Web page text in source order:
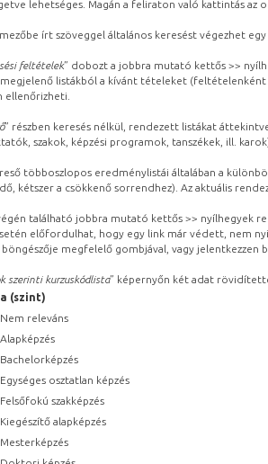
lehetséges. Magán a feliraton való kattintás az
írt szöveggel általános keresést végezhet
feltételek” dobozt a jobbra mutató kettős >>
listákból a kívánt tételeket (feltételenként
ellenőrizheti.
” részben keresés nélkül, rendezett listákat
szakok, képzési programok, tanszékek, ill.
többoszlopos eredménylistái általában a
kétszer a csökkenő sorrendhez). Az aktuális
található jobbra mutató kettős >> nyílhegyek
előfordulhat, hogy egy link már védett, nem
böngészője megfelelő gombjával, vagy
szerinti kurzuskódlista” képernyőn két adat
(szint)
Nem releváns
Alapképzés
Bachelorképzés
Egységes osztatlan képzés
Felsőfokú szakképzés
Kiegészítő alapképzés
Mesterképzés